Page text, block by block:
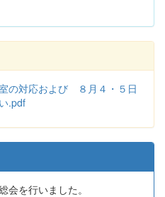
の対応および ８月４・５日
.pdf
会を行いました。